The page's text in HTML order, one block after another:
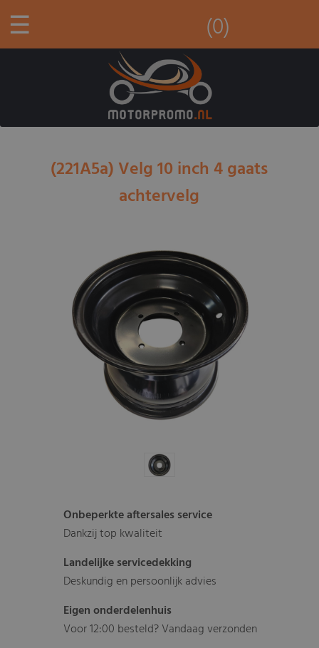
☰ (0)
(221A5a) Velg 10 inch 4 gaats
achtervelg
Onbeperkte aftersales service
Dankzij top kwaliteit
Landelijke servicedekking
Deskundig en persoonlijk advies
Eigen onderdelenhuis
Voor 12:00 besteld? Vandaag verzonden